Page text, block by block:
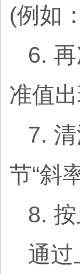
(例如
6.
准值
7.
节“斜
8.
通过